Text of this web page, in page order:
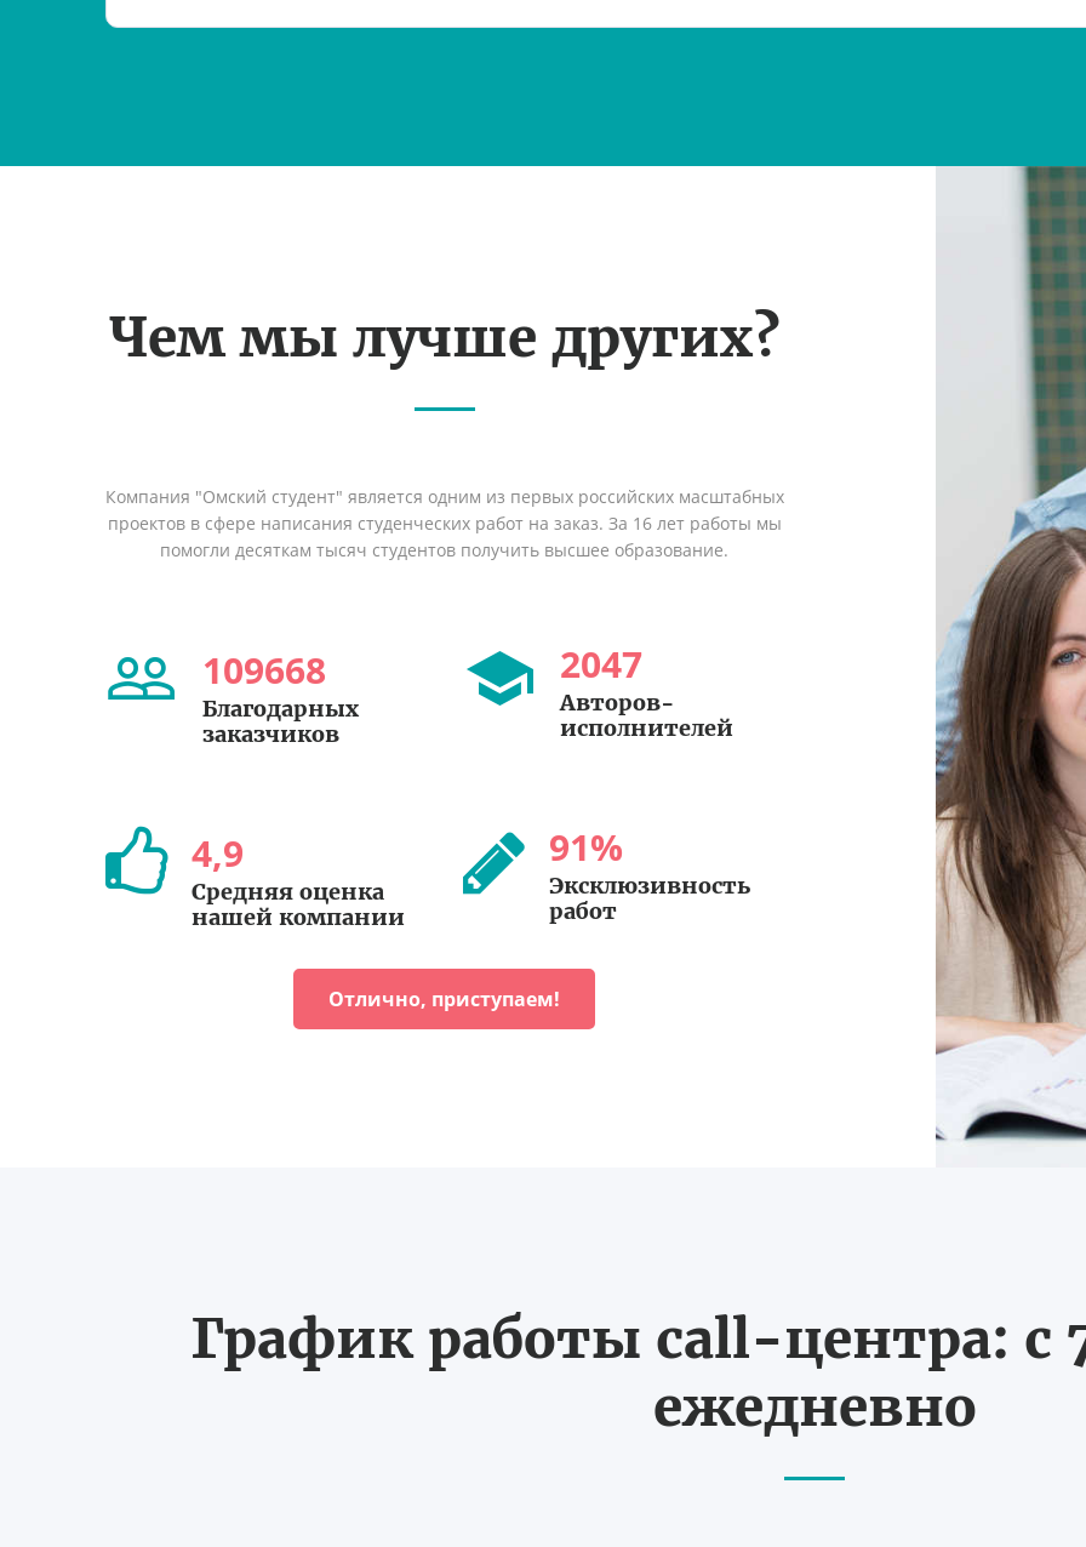
Чем мы лучше других?
Компания "Омский студент" является одним из первых российских масштабных
проектов в сфере написания студенческих работ на заказ. За 16 лет работы мы
помогли десяткам тысяч студентов получить высшее образование.
109668
Благодарных
заказчиков
2047
Авторов-
исполнителей
4,9
Средняя оценка
нашей компании
91%
Эксклюзивность
работ
Отлично, приступаем!
График работы call-центра: с
ежедневно